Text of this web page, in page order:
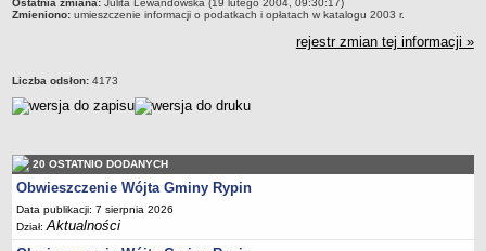
URZĄD GMINY
Czas pracy urzędu
Pracownicy urzędu - urząd gminy
Pracownicy urzędu - baza magazynowo - warsztatowa
Kompetencje referatów
Regulamin organizacyjny
Ostatnia zmiana: Julita Lewandowska (19 lutego 2004, 09:30:17)
Zmieniono: umieszczenie informacji o podatkach i opłatach w katalogu 2003 r.
rejestr zmian tej informacji »
Liczba odsłon: 4173
20 OSTATNIO DODANYCH
Obwieszczenie Wójta Gminy Rypin
Data publikacji: 7 sierpnia 2026
Dział:Aktualności